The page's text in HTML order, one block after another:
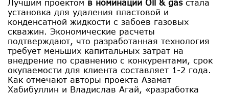
Лучшим проектом в номинации Oil & gasстала
установка для удаления пластовой и
конденсатной жидкости с забоев газовых
скважин. Экономические расчеты
подтверждают, что разработанная технология
требует меньших капитальных затрат на
внедрение по сравнению с конкурентами, срок
окупаемости для клиента составляет 1-2 года.
Как отмечают авторы проекта Азамат
Хабибуллин и Владислав Агай, «разработка